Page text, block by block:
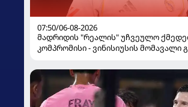
07:50/06-08-2026
მადრიდის "რეალის" უჩვეულო
კომპრომისი - ვინისიუსის მომავალი